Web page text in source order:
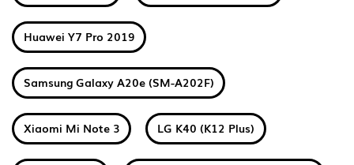
Huawei Y7 Pro 2019
Samsung Galaxy A20e (SM-A202F)
Xiaomi Mi Note 3 LG K40 (K12 Plus)